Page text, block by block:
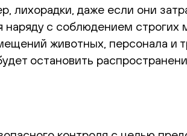
лихорадки, даже если они
наряду с соблюдением строгих
животных, персонала и
остановить